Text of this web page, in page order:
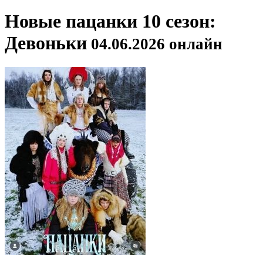
Новые пацанки 10 сезон:
Девоньки 04.06.2026 онлайн